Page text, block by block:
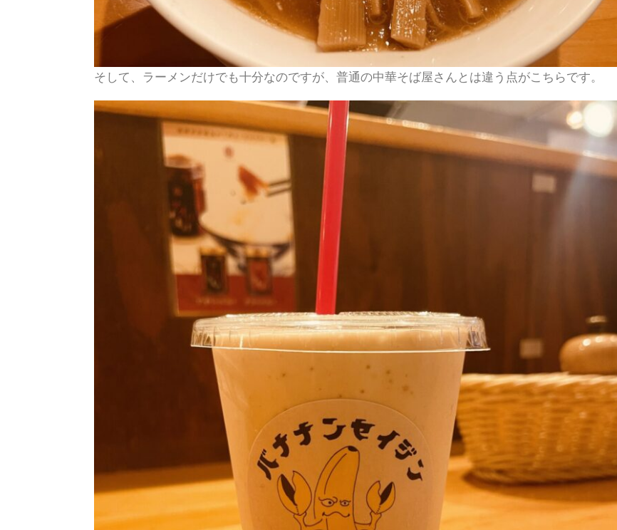
そして、ラーメンだけでも十分なのですが、普通の中華そば屋さんとは違う点がこちらです。